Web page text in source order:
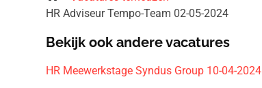
HR Adviseur Tempo-Team 02-05-2024
Bekijk ook andere vacatures
HR Meewerkstage Syndus Group 10-04-2024